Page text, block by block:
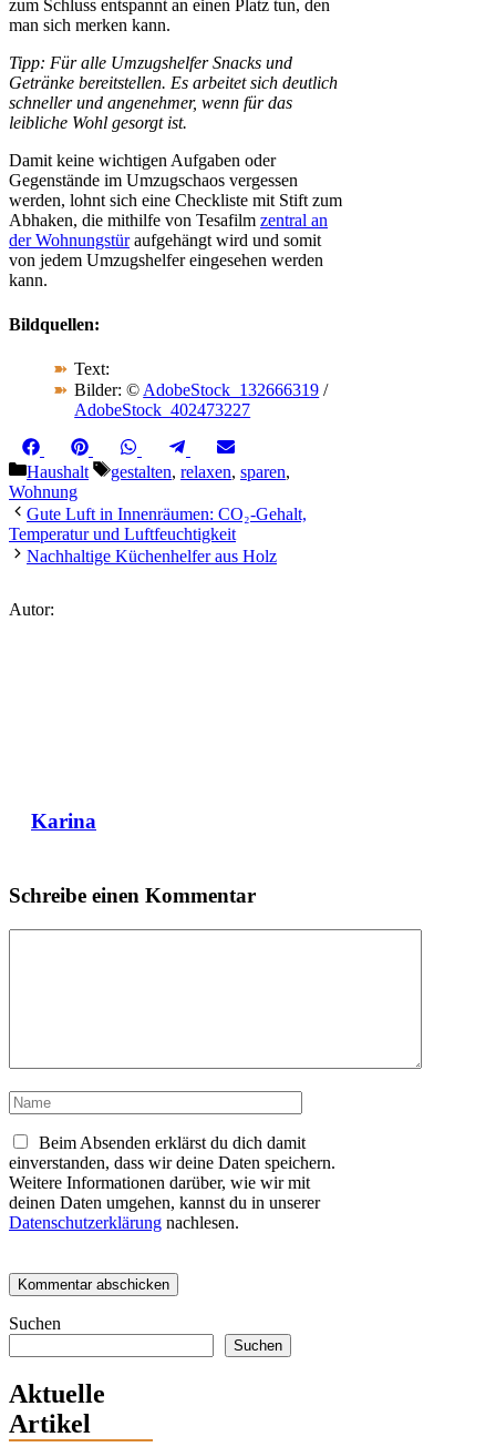
zum Schluss entspannt an einen Platz tun, den
man sich merken kann.
Tipp: Für alle Umzugshelfer Snacks und
Getränke bereitstellen. Es arbeitet sich deutlich
schneller und angenehmer, wenn für das
leibliche Wohl gesorgt ist.
Damit keine wichtigen Aufgaben oder
Gegenstände im Umzugschaos vergessen
werden, lohnt sich eine Checkliste mit Stift zum
Abhaken, die mithilfe von Tesafilm zentral an
der Wohnungstüraufgehängt wird und somit
von jedem Umzugshelfer eingesehen werden
kann.
Bildquellen:
Text:
Bilder: © AdobeStock_132666319 /
AdobeStock_402473227
Share
on
FacebookShare
on
Pinterest Share
on
WhatsAppShare
on
TelegramShare
on
Kategorien
Haushalt Schlagwörter
gestalten, relaxen, sparen,
Wohnung
Gute Luft in Innenräumen: CO₂-Gehalt,
Temperatur und Luftfeuchtigkeit
Nachhaltige Küchenhelfer aus Holz
Autor:
Karina
Schreibe einen Kommentar
Name
Beim Absenden erklärst du dich damit
einverstanden, dass wir deine Daten speichern.
Weitere Informationen darüber, wie wir mit
deinen Daten umgehen, kannst du in unserer
Datenschutzerklärung nachlesen.
Suchen
Suchen
Aktuelle
Artikel